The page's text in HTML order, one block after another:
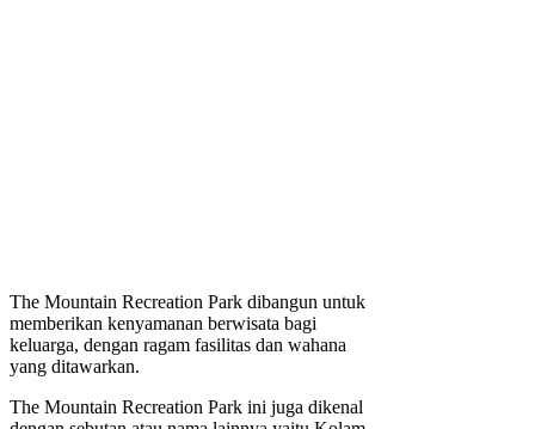
The Mountain Recreation Park dibangun untuk
memberikan kenyamanan berwisata bagi
keluarga, dengan ragam fasilitas dan wahana
yang ditawarkan.
The Mountain Recreation Park ini juga dikenal